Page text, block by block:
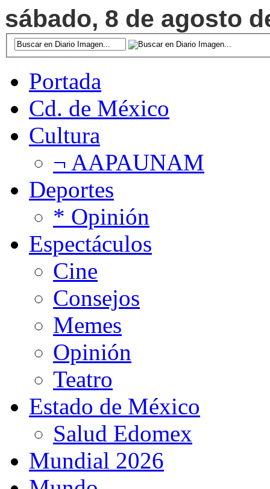
sábado, 8 de agosto
Portada
Cd. de México
Cultura
¬ AAPAUNAM
Deportes
* Opinión
Espectáculos
Cine
Consejos
Memes
Opinión
Teatro
Estado de México
Salud Edomex
Mundial 2026